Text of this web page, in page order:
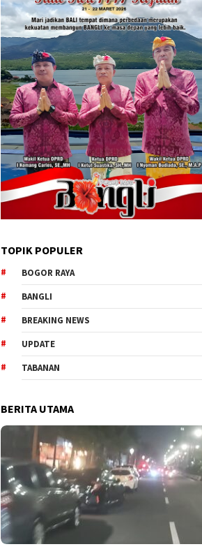
TOPIK POPULER
BOGOR RAYA
BANGLI
BREAKING NEWS
UPDATE
TABANAN
BERITA UTAMA